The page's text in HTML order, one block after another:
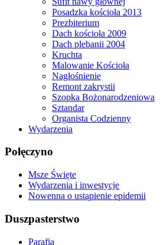
Posadzka kościoła 2013
Prezbiterium
Dach kościoła 2009
Dach plebanii 2004
Kruchta
Malowanie Kościoła
Nagłośnienie
Remont zakrystii
Szopka Bożonarodzeniowa
Sztandar
Organista Codzienny
Wydarzenia
Połęczyno
Msze Święte
Wydarzenia i inwestycje
Nowenna o ustąpienie epidemii
Duszpasterstwo
Parafia